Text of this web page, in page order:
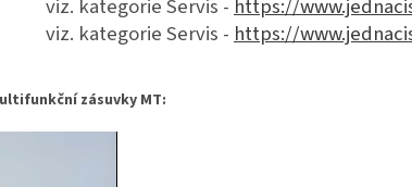
viz. kategorie Servis - https://
viz. kategorie Servis - https://
zásuvky MT: